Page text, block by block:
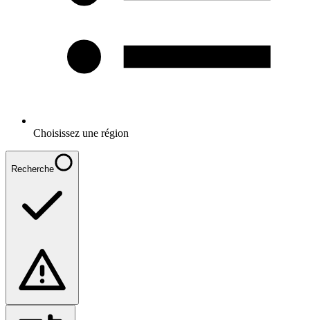
Choisissez une région
Recherche